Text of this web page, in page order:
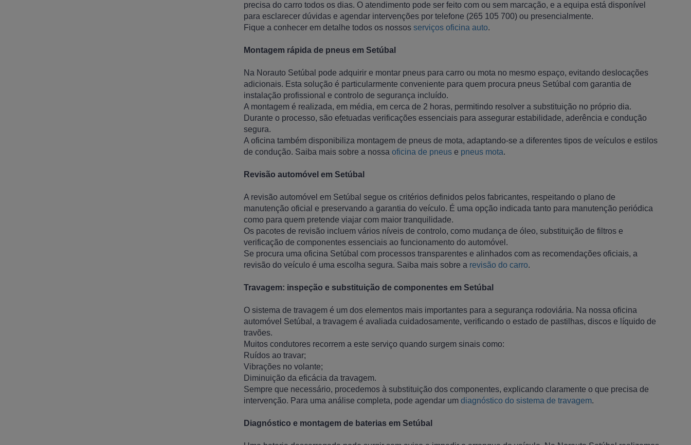
precisa do carro todos os dias. O atendimento pode ser feito com ou sem marcação, e a equipa está disponível
para esclarecer dúvidas e agendar intervenções por telefone (265 105 700) ou presencialmente.
Fique a conhecer em detalhe todos os nossos serviços oficina auto.
Montagem rápida de pneus em Setúbal
Na Norauto Setúbal pode adquirir e montar pneus para carro ou mota no mesmo espaço, evitando deslocações
adicionais. Esta solução é particularmente conveniente para quem procura pneus Setúbal com garantia de
instalação profissional e controlo de segurança incluído.
A montagem é realizada, em média, em cerca de 2 horas, permitindo resolver a substituição no próprio dia.
Durante o processo, são efetuadas verificações essenciais para assegurar estabilidade, aderência e condução
segura.
A oficina também disponibiliza montagem de pneus de mota, adaptando-se a diferentes tipos de veículos e estilos
de condução. Saiba mais sobre a nossa oficina de pneuse pneus mota.
Revisão automóvel em Setúbal
A revisão automóvel em Setúbal segue os critérios definidos pelos fabricantes, respeitando o plano de
manutenção oficial e preservando a garantia do veículo. É uma opção indicada tanto para manutenção periódica
como para quem pretende viajar com maior tranquilidade.
Os pacotes de revisão incluem vários níveis de controlo, como mudança de óleo, substituição de filtros e
verificação de componentes essenciais ao funcionamento do automóvel.
Se procura uma oficina Setúbal com processos transparentes e alinhados com as recomendações oficiais, a
revisão do veículo é uma escolha segura. Saiba mais sobre a revisão do carro.
Travagem: inspeção e substituição de componentes em Setúbal
O sistema de travagem é um dos elementos mais importantes para a segurança rodoviária. Na nossa oficina
automóvel Setúbal, a travagem é avaliada cuidadosamente, verificando o estado de pastilhas, discos e líquido de
travões.
Muitos condutores recorrem a este serviço quando surgem sinais como:
Ruídos ao travar;
Vibrações no volante;
Diminuição da eficácia da travagem.
Sempre que necessário, procedemos à substituição dos componentes, explicando claramente o que precisa de
intervenção. Para uma análise completa, pode agendar um diagnóstico do sistema de travagem.
Diagnóstico e montagem de baterias em Setúbal